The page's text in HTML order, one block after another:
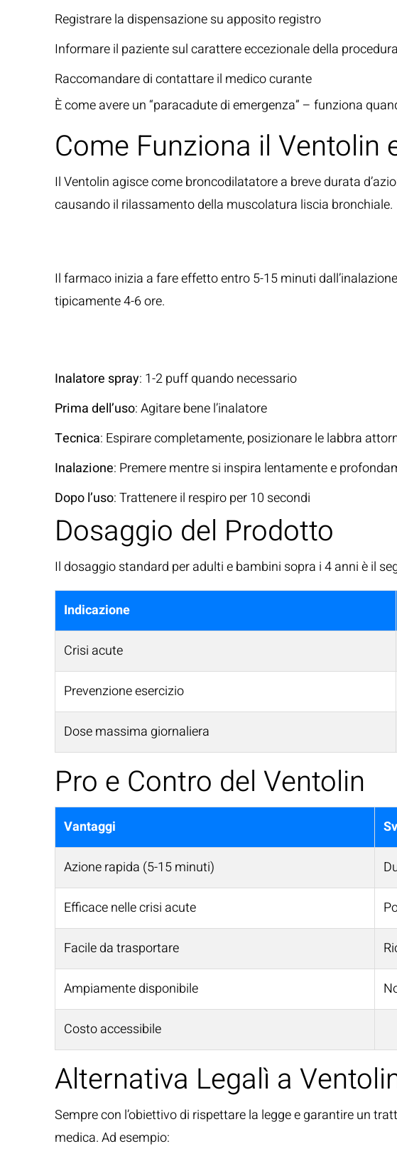
Registrare la dispensazione su apposito registro
Informare il paziente sul carattere eccezionale della procedura
Raccomandare di contattare il medico curante
È come avere un “paracadute di emergenza” – funziona
Come Funziona il Ventolin
Il Ventolin agisce come broncodilatatore a breve durata
causando il rilassamento della muscolatura liscia bronchiale.
Il farmaco inizia a fare effetto entro 5-15 minuti
tipicamente 4-6 ore.
Inalatore spray: 1-2 puff quando necessario
Prima dell’uso: Agitare bene l’inalatore
Tecnica: Espirare completamente, posizionare le labbra
Inalazione: Premere mentre si inspira lentamente e
Dopo l’uso: Trattenere il respiro per 10 secondi
Dosaggio del Prodotto
Il dosaggio standard per adulti e bambini sopra i 4 anni è il
Indicazione
Crisi acute
Prevenzione esercizio
Dose massima giornaliera
Pro e Contro del Ventolin
Vantaggi
Azione rapida (5-15 minuti)
Efficace nelle crisi acute
Facile da trasportare
Ampiamente disponibile
Costo accessibile
Alternativa Legalì a
Sempre con l’obiettivo di rispettare la legge e garantire un
medica. Ad esempio: